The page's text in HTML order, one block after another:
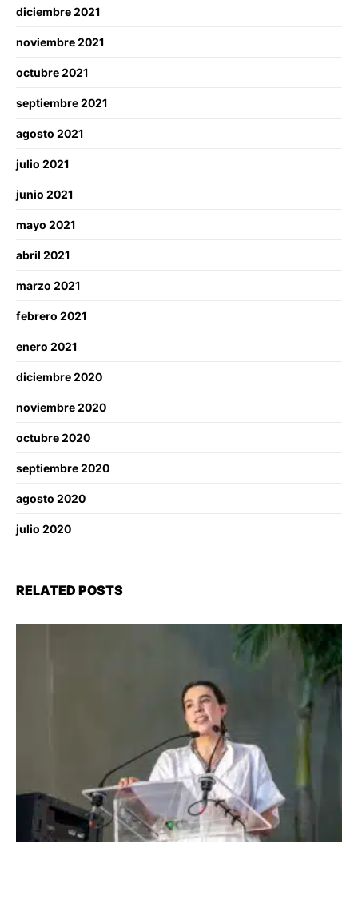
diciembre 2021
noviembre 2021
octubre 2021
septiembre 2021
agosto 2021
julio 2021
junio 2021
mayo 2021
abril 2021
marzo 2021
febrero 2021
enero 2021
diciembre 2020
noviembre 2020
octubre 2020
septiembre 2020
agosto 2020
julio 2020
RELATED POSTS